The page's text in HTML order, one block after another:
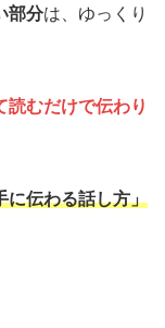
部分は、ゆっくり
読むだけで伝わり
に伝わる話し方」